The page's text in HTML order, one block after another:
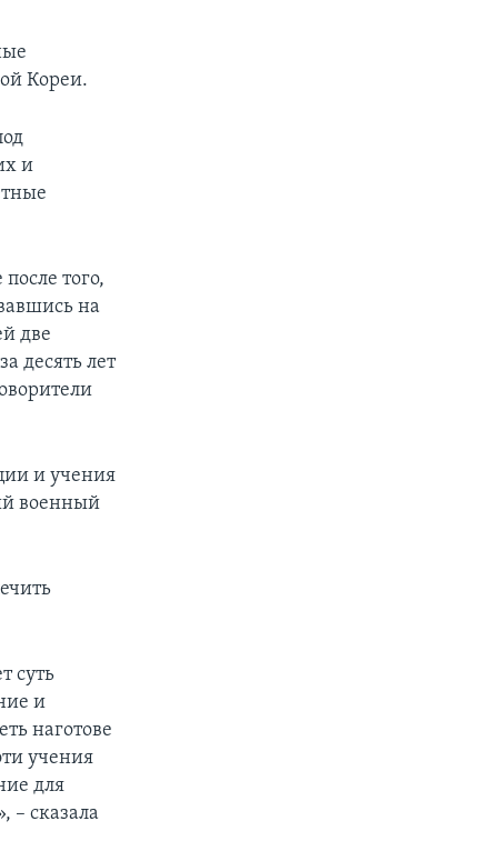
Кореи.
и
того,
на
две
десять лет
и учения
военный
суть
и
наготове
учения
для
– сказала